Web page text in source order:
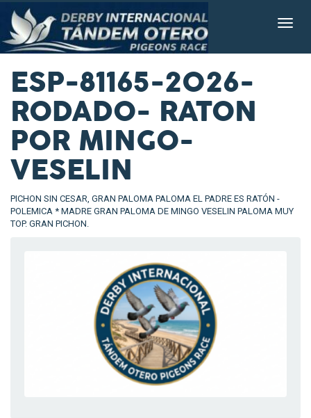
ESP-81165-2026-
RODADO- RATON
POR MINGO-
VESELIN
PICHON SIN CESAR, GRAN PALOMA PALOMA EL PADRE ES RATÓN -
POLEMICA * MADRE GRAN PALOMA DE MINGO VESELIN PALOMA MUY
TOP. GRAN PICHON.